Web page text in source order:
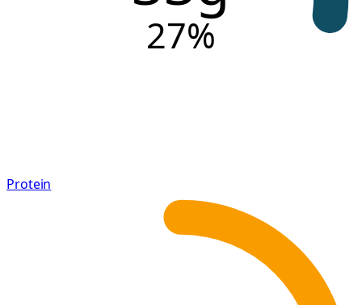
27%
Protein